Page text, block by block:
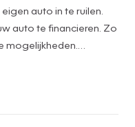
auto in te ruilen.
auto te financieren. Zo
waar geen
3.000 EUR is
maanden APK, en een